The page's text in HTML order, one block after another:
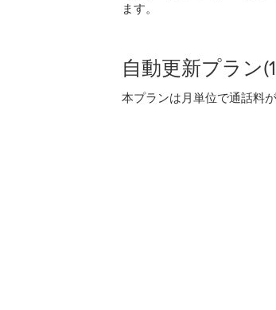
ます。
自動更新プラン
本プランは月単位で通話料